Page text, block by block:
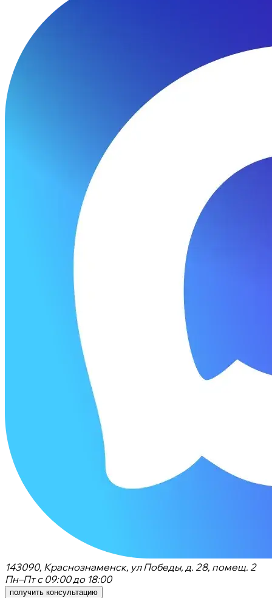
143090, Краснознаменск, ул Победы, д. 28, помещ. 2
Пн–Пт с 09:00 до 18:00
получить консультацию